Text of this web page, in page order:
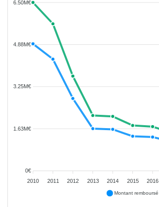
6.50M€
4.88M€
3.25M€
1.63M€
0€
2010
2011 2012 2013 2014 2015 2016
Montant remboursé